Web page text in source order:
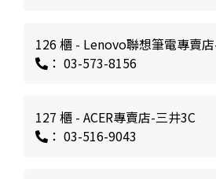
126 櫃 - Lenovo聯想筆電專賣
： 03-573-8156
127 櫃 - ACER專賣店-三井3C
： 03-516-9043